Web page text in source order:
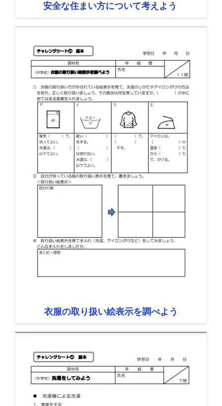
安全な住まい方について考えよう
衣服の取り扱い絵表示を調べよう